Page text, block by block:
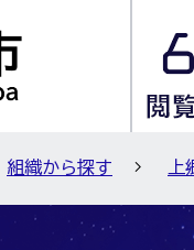
組織から探す